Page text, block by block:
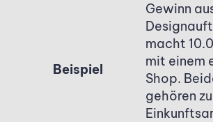
Beispiel
Gewinn
macht
mit einem
Shop.
gehören